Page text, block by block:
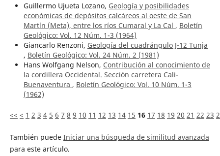
Guillermo Ujueta Lozano, Geología y posibilidades
económicas de depósitos calcáreos al oeste de San
Martín (Meta), entre los ríos Cumaral y La Cal , Boletín
Geológico: Vol. 12 Núm. 1-3 (1964)
Giancarlo Renzoni, Geología del cuadrángulo J-12 Tunja
, Boletín Geológico: Vol. 24 Núm. 2 (1981)
Hans Wolfgang Nelson, Contribución al conocimiento de
la cordillera Occidental. Sección carretera Cali-
Buenaventura , Boletín Geológico: Vol. 10 Núm. 1-3
(1962)
<< < 1 2 3 4 5 6 7 8 9 10 11 12 13 14 15 16 17 18 19 20 21 22 23
También puede Iniciar una búsqueda de similitud avanzada
para este artículo.